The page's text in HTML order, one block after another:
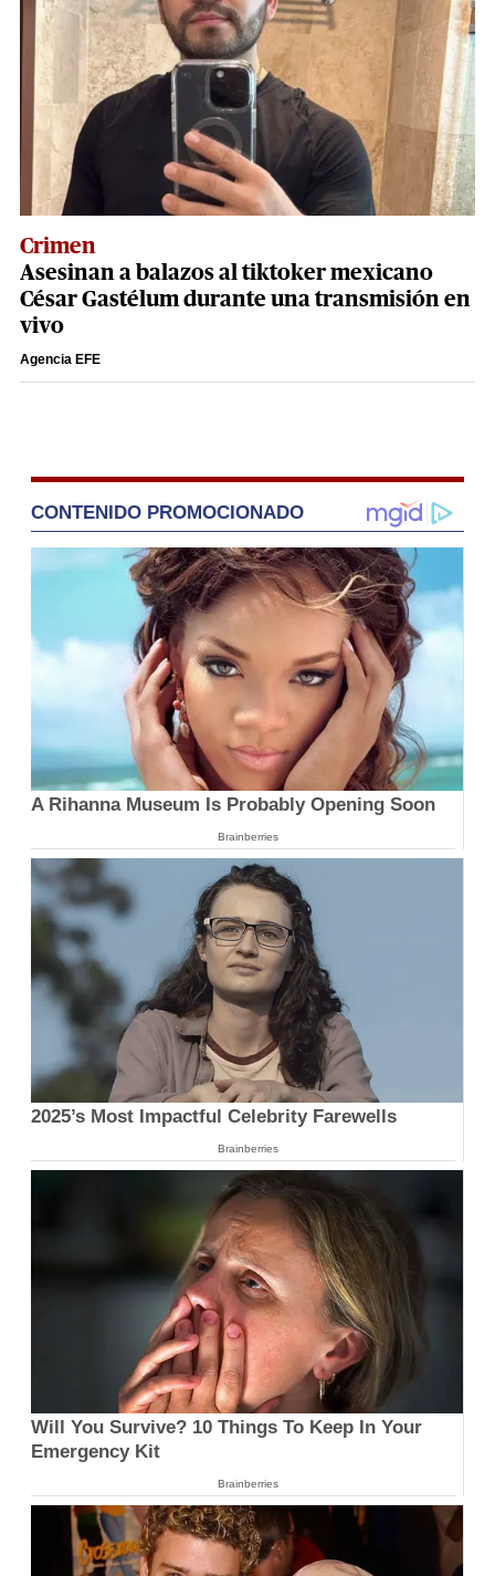
Crimen
Asesinan a balazos al tiktoker mexicano
César Gastélum durante una transmisión en
vivo
Agencia EFE
CONTENIDO PROMOCIONADO
A Rihanna Museum Is Probably Opening Soon
Brainberries
2025’s Most Impactful Celebrity Farewells
Brainberries
Will You Survive? 10 Things To Keep In Your
Emergency Kit
Brainberries